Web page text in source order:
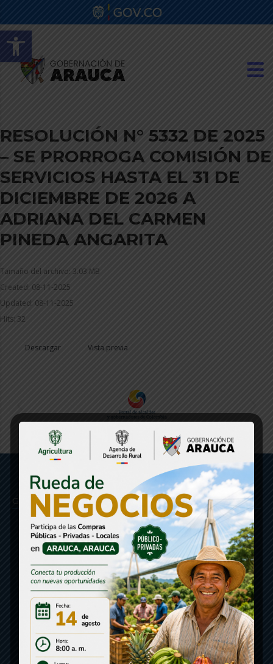
Abrir barra de herramientas
RESOLUCIÓN N° 5332 DE 2025
– SE PRORROGA COMISIÓN DE
SERVICIOS HASTA EL 31 DE
DICIEMBRE DE 2026 A
ADRIANA DEL CARMEN
PINEDA ANGARITA
Tamaño del archivo: 3.03 MB
Created: 08-11-2025
Updated: 08-11-2025
Hits: 32
Descargar Vista previa
Gobernación de Arauca